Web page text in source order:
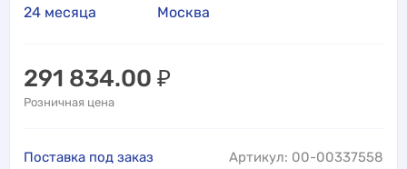
24 месяца Москва
291 834.00 ₽
Розничная цена
Поставка под заказ Артикул: 00-00337558